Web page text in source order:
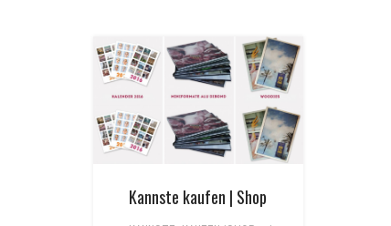
Kannste kaufen | Shop